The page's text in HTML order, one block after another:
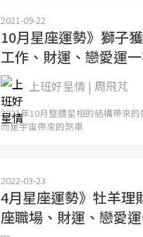
2021-09-22
10月星座運勢》獅子
工作、財運、戀愛運
上班好星情 | 周飛芃
2021年10月整體星相的結構帶來
而是宇宙帶來的煞車
2022-03-23
4月星座運勢》牡羊理
座職場、財運、戀愛